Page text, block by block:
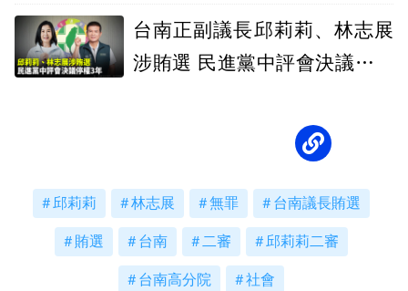
台南正副議長邱莉莉、林志展
涉賄選 民進黨中評會決議「停
邱莉莉 林志展 無罪 台南議長賄選
賄選 台南 二審 邱莉莉二審
台南高分院 社會